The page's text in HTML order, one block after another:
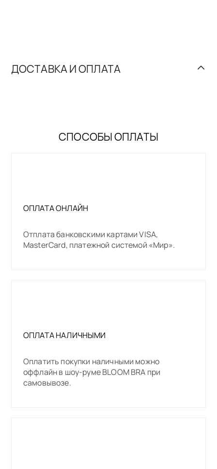
ДОСТАВКА И ОПЛАТА
СПОСОБЫ ОПЛАТЫ
ОПЛАТА ОНЛАЙН
Отплата банковскими картами VISA,
MasterCard, платежной системой «Мир».
ОПЛАТА НАЛИЧНЫМИ
Оплатить покупки наличными можно
оффлайн в шоу-руме BLOOM BRA при
самовывозе.